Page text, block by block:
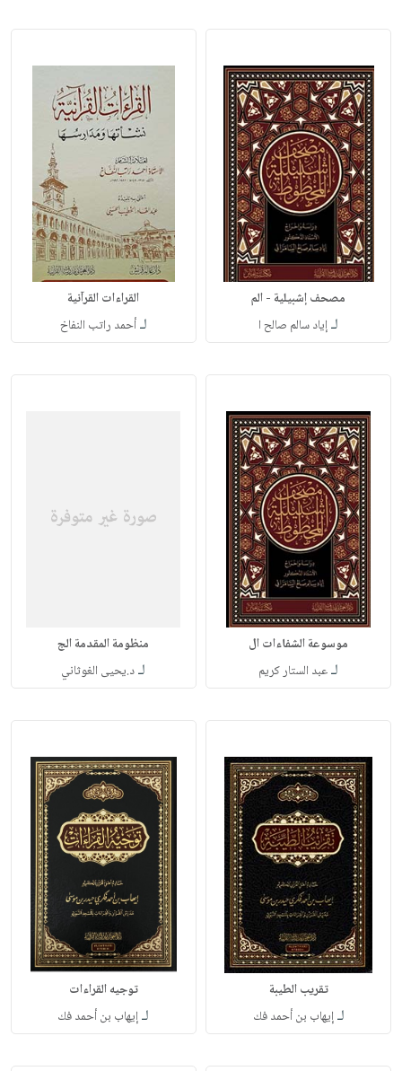
مصحف إشبيلية - الم
لـإياد سالم صالح ا
القراءات القرآنية
لـأحمد راتب النفاخ
موسوعة الشفاءات ال
لـعبد الستار كريم
منظومة المقدمة الج
لـد.يحيى الغوثاني
تقريب الطيبة
لـإيهاب بن أحمد فك
توجيه القراءات
لـإيهاب بن أحمد فك